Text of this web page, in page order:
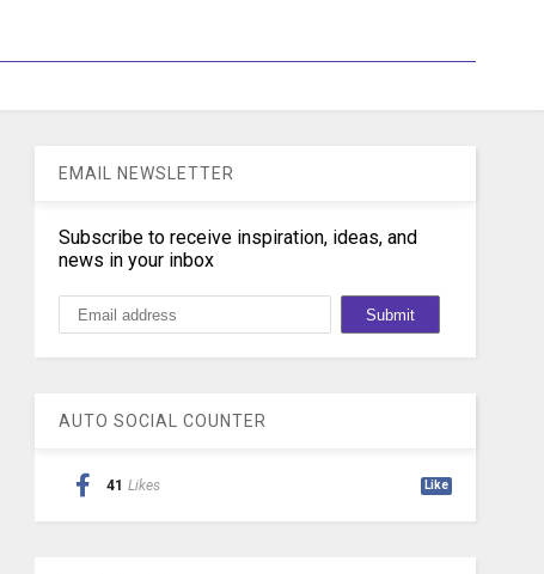
EMAIL NEWSLETTER
Subscribe to receive inspiration, ideas, and
news in your inbox
AUTO SOCIAL COUNTER
41 Likes Like